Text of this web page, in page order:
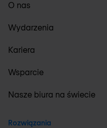
O nas
Wydarzenia
Kariera
Wsparcie
Nasze biura na świecie
Rozwiązania